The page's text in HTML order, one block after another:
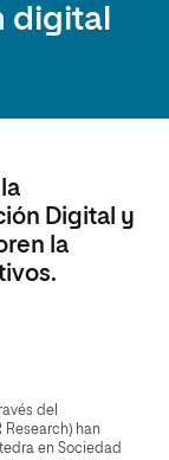
digital
Digital y
la
del
han
en Sociedad